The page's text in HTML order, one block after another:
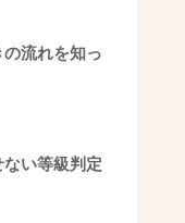
流れを知っ
い等級判定